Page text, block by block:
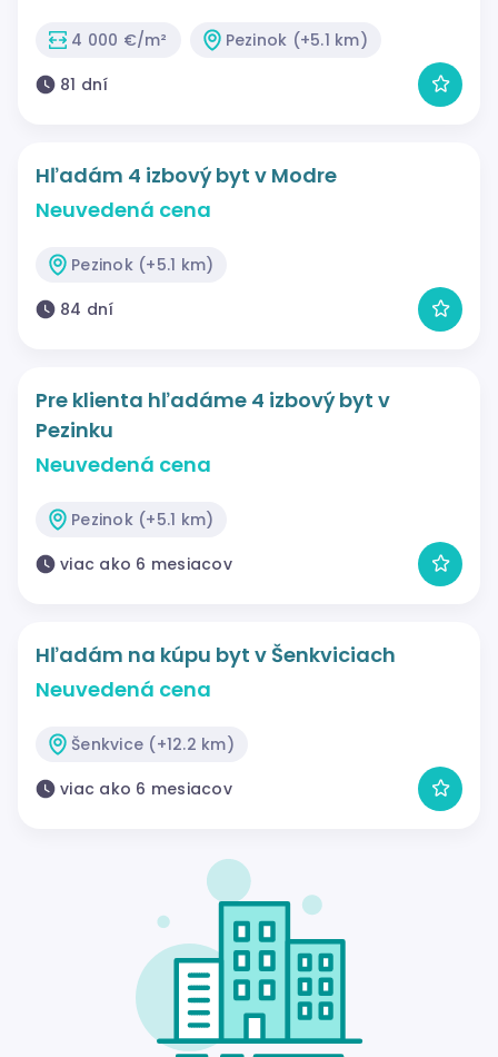
4 000 €/m²
Pezinok (+5.1 km)
81 dní
Hľadám 4 izbový byt v Modre
Neuvedená cena
Pezinok (+5.1 km)
84 dní
Pre klienta hľadáme 4 izbový byt v
Pezinku
Neuvedená cena
Pezinok (+5.1 km)
viac ako 6 mesiacov
Hľadám na kúpu byt v Šenkviciach
Neuvedená cena
Šenkvice (+12.2 km)
viac ako 6 mesiacov